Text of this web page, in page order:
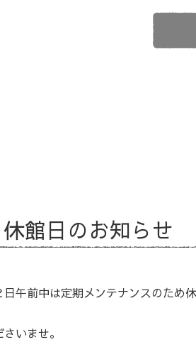
休館日のお知らせ
午前中は定期メンテナンスのため
いませ。